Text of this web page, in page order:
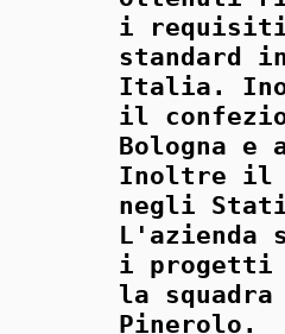
i requisiti
standard
Italia.
il
Bologna
Inoltre il
negli
L'azienda
i progetti
la
Pinerolo.